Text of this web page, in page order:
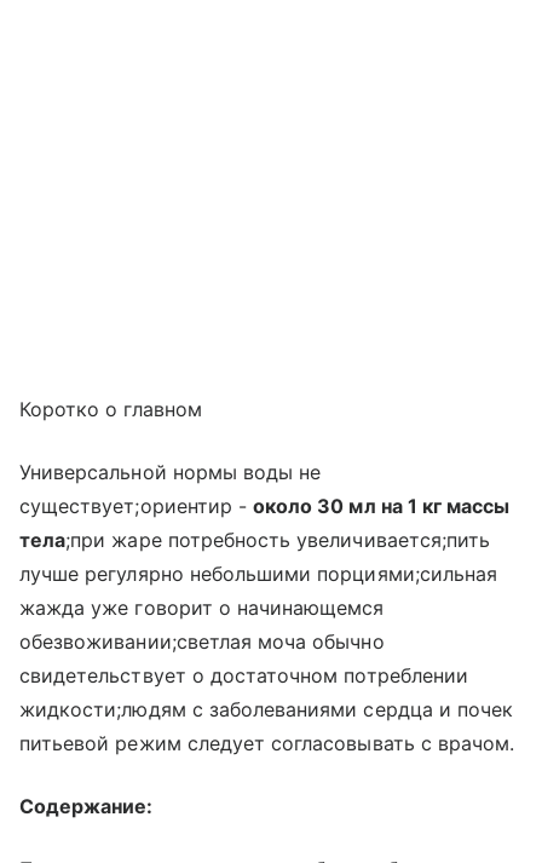
Коротко о главном
Универсальной нормы воды не
существует;ориентир -около 30 мл на 1 кг массы
тела;при жаре потребность увеличивается;пить
лучше регулярно небольшими порциями;сильная
жажда уже говорит о начинающемся
обезвоживании;светлая моча обычно
свидетельствует о достаточном потреблении
жидкости;людям с заболеваниями сердца и почек
питьевой режим следует согласовывать с врачом.
Содержание: